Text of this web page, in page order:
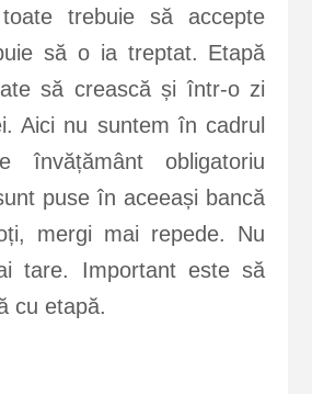
trebuie să accepte
să o ia treptat. Etapă
să crească și într-o zi
Aici nu suntem în cadrul
învățământ obligatoriu
puse în aceeași bancă
mergi mai repede. Nu
tare. Important este să
cu etapă.